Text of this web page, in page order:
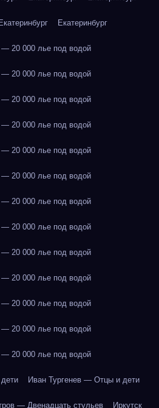
Екатеринбург Екатеринбург
20 000 лье под водой
20 000 лье под водой
20 000 лье под водой
20 000 лье под водой
20 000 лье под водой
20 000 лье под водой
20 000 лье под водой
20 000 лье под водой
20 000 лье под водой
20 000 лье под водой
20 000 лье под водой
20 000 лье под водой
20 000 лье под водой
Иван Тургенев — Отцы и дети
— Двенадцать стульев Иркутск